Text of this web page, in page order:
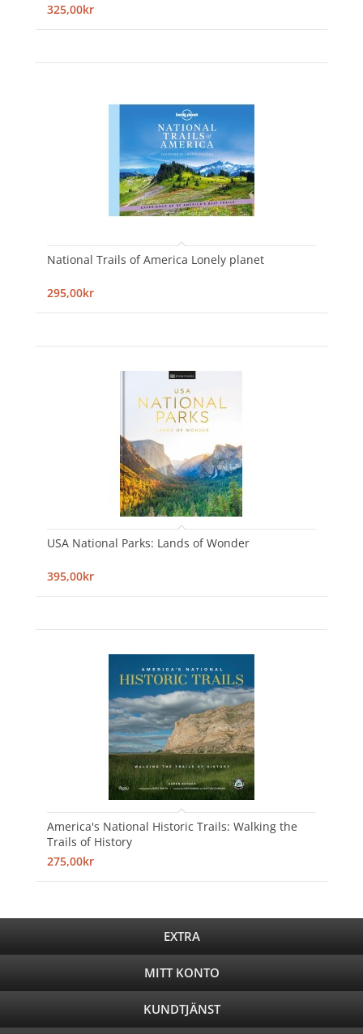
325,00kr
National Trails of America Lonely planet
295,00kr
USA National Parks: Lands of Wonder
395,00kr
America's National Historic Trails: Walking the
Trails of History
275,00kr
EXTRA
MITT KONTO
KUNDTJÄNST